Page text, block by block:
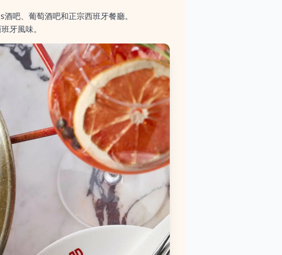
吧、葡萄酒吧和正宗西班牙餐廳。
牙風味。